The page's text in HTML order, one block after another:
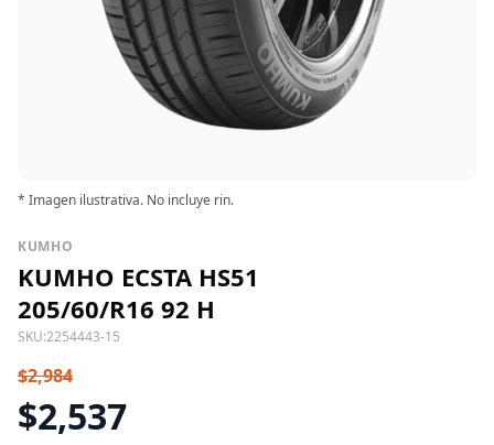
* Imagen ilustrativa. No incluye rin.
KUMHO
KUMHO ECSTA HS51
205/60/R16 92 H
SKU:2254443-15
$2,984
$2,537